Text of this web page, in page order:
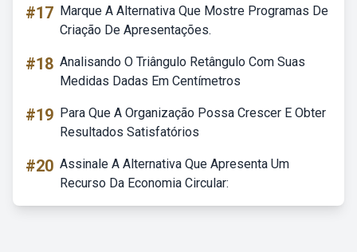
#17 Marque A Alternativa Que Mostre Programas De
Criação De Apresentações.
#18 Analisando O Triângulo Retângulo Com Suas
Medidas Dadas Em Centímetros
#19 Para Que A Organização Possa Crescer E Obter
Resultados Satisfatórios
#20 Assinale A Alternativa Que Apresenta Um
Recurso Da Economia Circular: